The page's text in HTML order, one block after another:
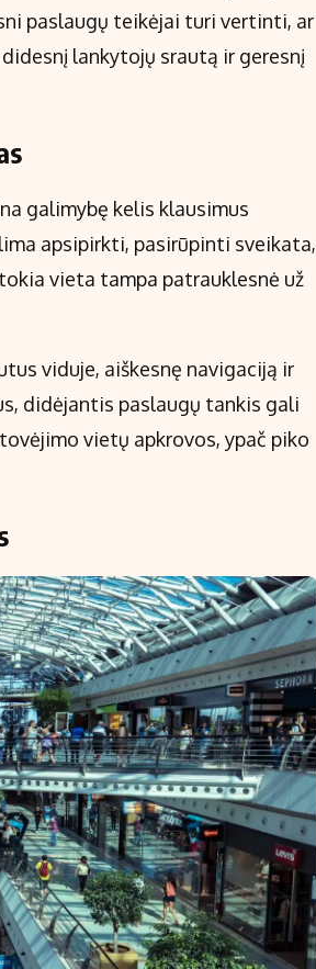
paslaugų teikėjai turi vertinti, ar
lankytojų srautą ir geresnį
galimybę kelis klausimus
apsipirkti, pasirūpinti sveikata,
vieta tampa patrauklesnė už
viduje, aiškesnę navigaciją ir
didėjantis paslaugų tankis gali
vietų apkrovos, ypač piko